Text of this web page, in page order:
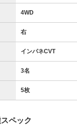
4WD
右
インパネCVT
3名
5枚
ペック